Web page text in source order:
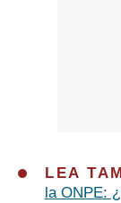
LEA
la ONPE: